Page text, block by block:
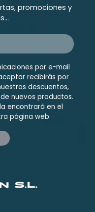
promociones y
por e-mail
recibirás por
descuentos,
nuevos productos.
encontrará en el
página web.